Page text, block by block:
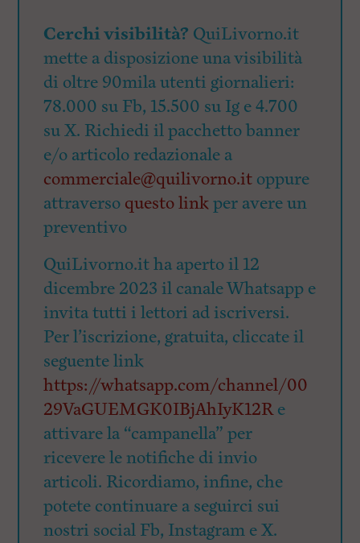
Cerchi visibilità? QuiLivorno.it
mette a disposizione una visibilità
di oltre 90mila utenti giornalieri:
78.000 su Fb, 15.500 su Ig e 4.700
su X. Richiedi il pacchetto banner
e/o articolo redazionale a
commerciale@quilivorno.it oppure
attraverso questo linkper avere un
preventivo
QuiLivorno.it ha aperto il 12
dicembre 2023 il canale Whatsapp e
invita tutti i lettori ad iscriversi.
Per l’iscrizione, gratuita, cliccate il
seguente link
https://whatsapp.com/channel/00
29VaGUEMGK0IBjAhIyK12Re
attivare la “campanella” per
ricevere le notifiche di invio
articoli. Ricordiamo, infine, che
potete continuare a seguirci sui
nostri social Fb, Instagram e X.